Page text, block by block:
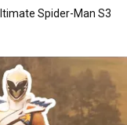
Spider-Man S3